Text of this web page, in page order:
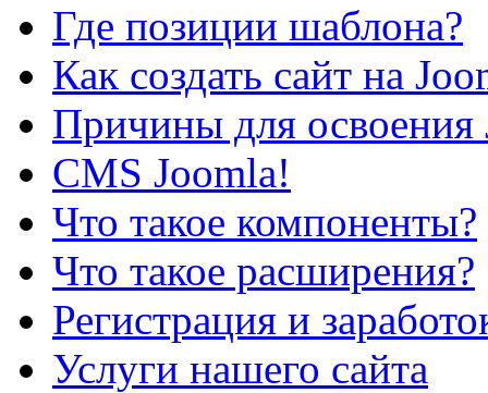
Где позиции шаблона?
Как создать сайт на
Причины для освоения
CMS Joomla!
Что такое компоненты?
Что такое расширения?
Регистрация и
Услуги нашего сайта